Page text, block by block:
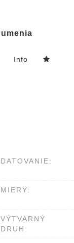
umenia
Info
DATOVANIE:
MIERY:
VÝTVARNÝ
DRUH: